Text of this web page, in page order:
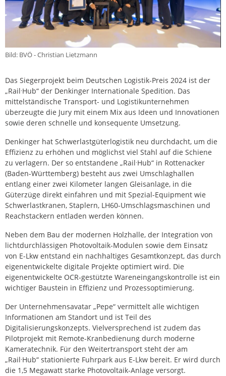
Bild: BVÖ - Christian Lietzmann
Das Siegerprojekt beim Deutschen Logistik-Preis 2024 ist der
„Rail.Hub“ der Denkinger Internationale Spedition. Das
mittelständische Transport- und Logistikunternehmen
überzeugte die Jury mit einem Mix aus Ideen und Innovationen
sowie deren schnelle und konsequente Umsetzung.
Denkinger hat Schwerlastgüterlogistik neu durchdacht, um die
Effizienz zu erhöhen und möglichst viel Stahl auf die Schiene
zu verlagern. Der so entstandene „Rail.Hub“ in Rottenacker
(Baden-Württemberg) besteht aus zwei Umschlaghallen
entlang einer zwei Kilometer langen Gleisanlage, in die
Güterzüge direkt einfahren und mit Spezial-Equipment wie
Schwerlastkranen, Staplern, LH60-Umschlagsmaschinen und
Reachstackern entladen werden können.
Neben dem Bau der modernen Holzhalle, der Integration von
lichtdurchlässigen Photovoltaik-Modulen sowie dem Einsatz
von E-Lkw entstand ein nachhaltiges Gesamtkonzept, das durch
eigenentwickelte digitale Projekte optimiert wird. Die
eigenentwickelte OCR-gestützte Wareneingangskontrolle ist ein
wichtiger Baustein in Effizienz und Prozessoptimierung.
Der Unternehmensavatar „Pepe“ vermittelt alle wichtigen
Informationen am Standort und ist Teil des
Digitalisierungskonzepts. Vielversprechend ist zudem das
Pilotprojekt mit Remote-Kranbedienung durch moderne
Kameratechnik. Für den Weitertransport steht der am
„Rail.Hub“ stationierte Fuhrpark aus E-Lkw bereit. Er wird durch
die 1,5 Megawatt starke Photovoltaik-Anlage versorgt.